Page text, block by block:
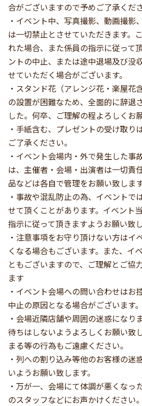
合がございますので予めご了承くださ
・イベント中、写真撮影、動画撮影
は一切禁止とさせていただきます。
れた場合、また係員の指示に従って
ントの中止、または途中退場及び没
せていただく場合がございます。
・スタンド花（アレンジ花・楽屋花
の設置が困難なため、全面的に辞退
した。何卒、ご理解の程よろしくお
・手紙含む、プレゼントの受け取り
ご了承ください。
・イベント会場内・外で発生した事
は、主催者・会場・出演者は一切責
品などは各自で管理をお願い致します
・事故や混乱防止の為、イベントで
せて頂くことがあります。イベント
指示に従って頂きますようお願い致し
・注意事項をお守り頂けない方はイ
くなる場合もございます。また、イ
ともございますので、ご理解とご協
ます
・イベント会場への問い合わせはお
中止の原因となる場合がございます。
・会場近隣店舗や周囲の迷惑になり
待ちはしないようよろしくお願い致
まる等の行為もご遠慮ください。
・列への割り込み等他のお客様の迷
いようお願い致します。
・万が一、会場にて体調が悪くなっ
のスタッフなどにお声かけください